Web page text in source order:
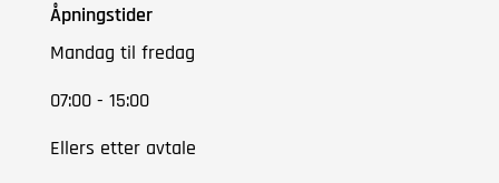
Åpningstider
Mandag til fredag
07:00 - 15:00
Ellers etter avtale